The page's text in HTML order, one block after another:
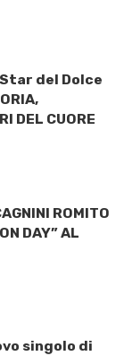
Star del Dolce
DEL CUORE
ROMITO
DAY” AL
singolo di